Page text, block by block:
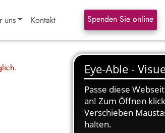
uns Kontakt Spenden Sie online